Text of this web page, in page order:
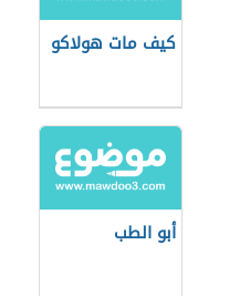
كيف مات هولاكو
أبو الطب